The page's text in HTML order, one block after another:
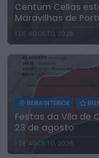
Centum Cellas
Maravilhas de
1 DE AGOSTO, 2026
BEIRA INTERIOR
Festas da Vila de
23 de agosto
1 DE AGOSTO, 2026